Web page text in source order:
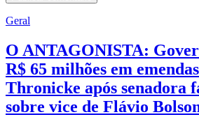
Geral
O ANTAGONISTA:
R$ 65 milhões em
Thronicke após senadora
sobre vice de Flávio